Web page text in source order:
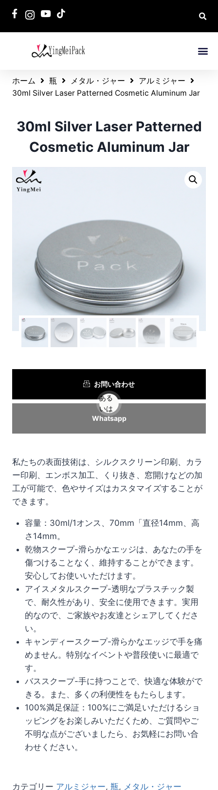
ホーム 瓶 メタル・ジャー
アルミジャー
30ml Silver Laser Patterned Cosmetic Aluminum Jar
30ml Silver Laser Patterned
Cosmetic Aluminum Jar
お問い合わせ
ある
いは
Whatsapp
私たちの表面技術は、シルクスクリーン印刷、カラ
ー印刷、エンボス加工、くり抜き、窓開けなどの加
工が可能で、色やサイズはカスタマイズすることが
できます。
容量：30ml/1オンス、70mm 「直径14mm、高
さ14mm。
乾物スクープ-滑らかなエッジは、あなたの手を
傷つけることなく、維持することができます。
安心してお使いいただけます。
アイスメタルスクープ-透明なプラスチック製
で、耐久性があり、安全に使用できます。実用
的なので、ご家族やお友達とシェアしてくださ
い。
キャンディースクープ-滑らかなエッジで手を痛
めません。特別なイベントや普段使いに最適で
す。
バススクープ-手に持つことで、快適な体験がで
きる。また、多くの利便性をもたらします。
100%満足保証：100%にご満足いただけるショ
ッピングをお楽しみいただくため、ご質問やご
不明な点がございましたら、お気軽にお問い合
わせください。
カテゴリー アルミジャー, 瓶, メタル・ジャー